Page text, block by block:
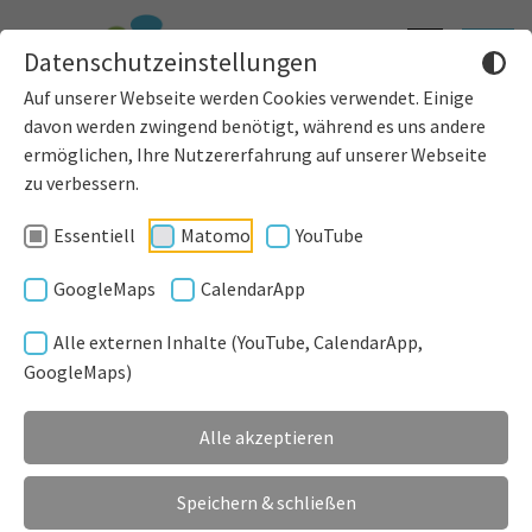
Datenschutzeinstellungen
Auf unserer Webseite werden Cookies verwendet. Einige
davon werden zwingend benötigt, während es uns andere
ermöglichen, Ihre Nutzererfahrung auf unserer Webseite
zu verbessern.
Essentiell Matomo YouTube
GoogleMaps CalendarApp
Alle externen Inhalte (YouTube, CalendarApp,
GoogleMaps)
Alle akzeptieren
Speichern & schließen
Informationen
einblenden
Toggle
ONLINE SERVICES PASSAMT